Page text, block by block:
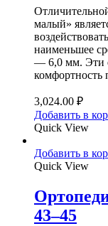
малый»
наименьшее
— 6,0 мм. Эти
комфортность
3,024.00 ₽
Добавить в
Quick View
Добавить в
Quick View
43–45